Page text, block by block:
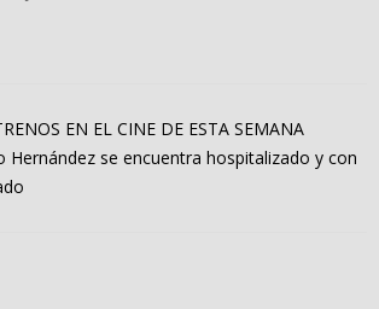
EN EL CINE DE ESTA SEMANA
Hernández se encuentra hospitalizado y con